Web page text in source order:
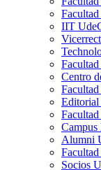
IIT
Facultad
Centro
Editorial
Campus
Alumni
Socios